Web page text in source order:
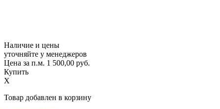
Наличие и цены
уточняйте у менеджеров
Цена за п.м. 1 500,00 руб.
Купить
X
Товар добавлен в корзину